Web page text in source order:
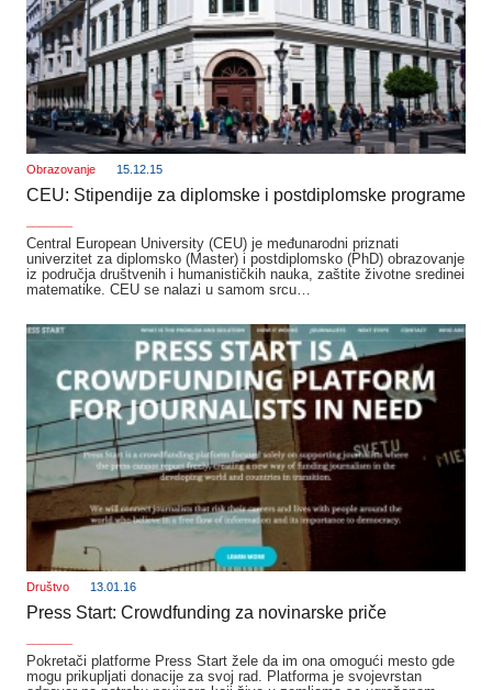
Obrazovanje 15.12.15
CEU: Stipendije za diplomske i postdiplomske programe
Central European University (CEU) je međunarodni priznati
univerzitet za diplomsko (Master) i postdiplomsko (PhD) obrazovanje
iz područja društvenih i humanističkih nauka, zaštite životne sredinei
matematike. CEU se nalazi u samom srcu…
Društvo 13.01.16
Press Start: Crowdfunding za novinarske priče
Pokretači platforme Press Start žele da im ona omogući mesto gde
mogu prikupljati donacije za svoj rad. Platforma je svojevrstan